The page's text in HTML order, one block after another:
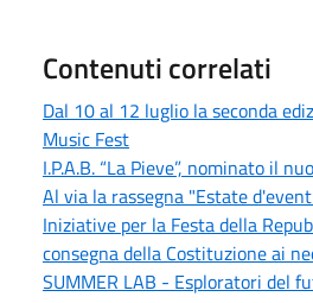
Contenuti correlati
Dal 10 al 12 luglio la seconda
Music Fest
I.P.A.B. “La Pieve”, nominato il
Al via la rassegna "Estate
Iniziative per la Festa della
consegna della Costituzione ai
SUMMER LAB - Esploratori del